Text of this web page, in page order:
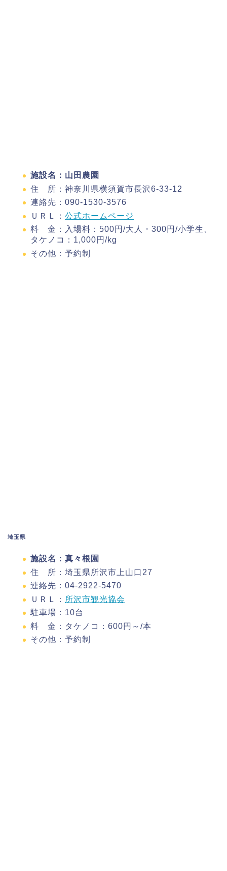
施設名：山田農園
住 所：神奈川県横須賀市長沢6-33-12
連絡先：090-1530-3576
ＵＲＬ： 公式ホームページ
料 金：入場料：500円/大人・300円/小学生、
タケノコ：1,000円/kg
その他：予約制
埼玉県
施設名：真々根園
住 所：埼玉県所沢市上山口27
連絡先：04-2922-5470
ＵＲＬ： 所沢市観光協会
駐車場：10台
料 金：タケノコ：600円～/本
その他：予約制